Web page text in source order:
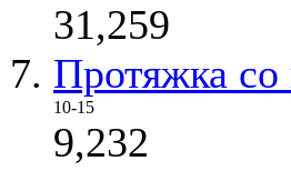
31,259
Протяжка
10-15
9,232